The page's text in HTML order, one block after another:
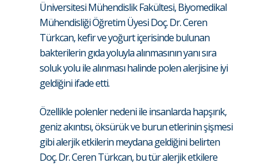
Üniversitesi Mühendislik Fakültesi, Biyomedikal
Mühendisliği Öğretim Üyesi Doç. Dr. Ceren
Türkcan, kefir ve yoğurt içerisinde bulunan
bakterilerin gıda yoluyla alınmasının yanı sıra
soluk yolu ile alınması halinde polen alerjisine iyi
geldiğini ifade etti.
Özellikle polenler nedeni ile insanlarda hapşırık,
geniz akıntısı, öksürük ve burun etlerinin şişmesi
gibi alerjik etkilerin meydana geldiğini belirten
Doç. Dr. Ceren Türkcan, bu tür alerjik etkilere